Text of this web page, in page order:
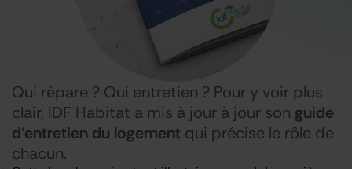
Qui répare ? Qui entretien ? Pour y voir plus
clair, IDF Habitat a mis à jour à jour son guide
d’entretien du logement qui précise le rôle de
chacun.